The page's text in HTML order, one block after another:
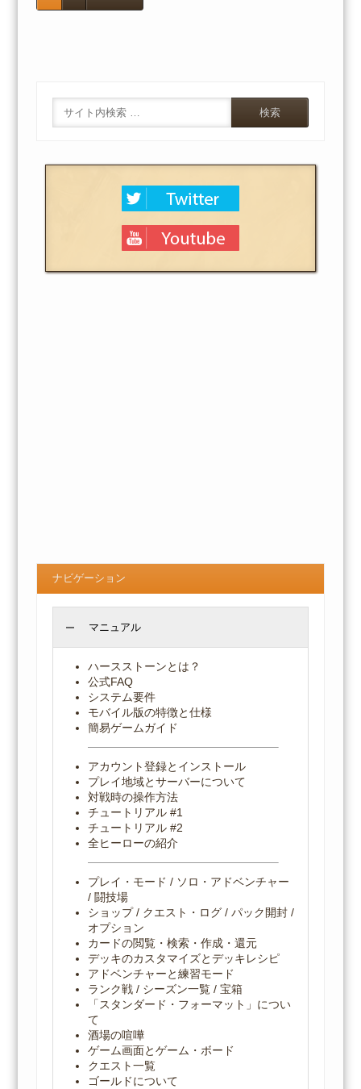
ナビゲーション
マニュアル
ハースストーンとは？
公式FAQ
システム要件
モバイル版の特徴と仕様
簡易ゲームガイド
アカウント登録とインストール
プレイ地域とサーバーについて
対戦時の操作方法
チュートリアル #1
チュートリアル #2
全ヒーローの紹介
プレイ・モード / ソロ・アドベンチャー
/ 闘技場
ショップ / クエスト・ログ / パック開封 /
オプション
カードの閲覧・検索・作成・還元
デッキのカスタマイズとデッキレシピ
アドベンチャーと練習モード
ランク戦 / シーズン一覧 / 宝箱
「スタンダード・フォーマット」につい
て
酒場の喧嘩
ゲーム画面とゲーム・ボード
クエスト一覧
ゴールドについて